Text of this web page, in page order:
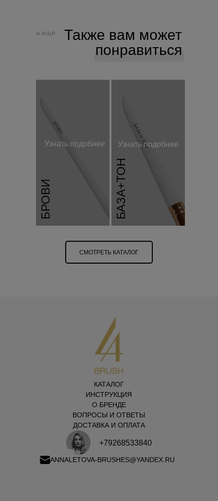
Также вам может
а ещё
понравиться
СМОТРЕТЬ КАТАЛОГ
БРОВИ
Узнать подобнее
БАЗА+ТОН
Узнать подобнее
КАТАЛОГ
ИНСТРУКЦИЯ
О БРЕНДЕ
ВОПРОСЫ И ОТВЕТЫ
ДОСТАВКА И ОПЛАТА
+79268533840
ANNALETOVA-BRUSHES@YANDEX.RU